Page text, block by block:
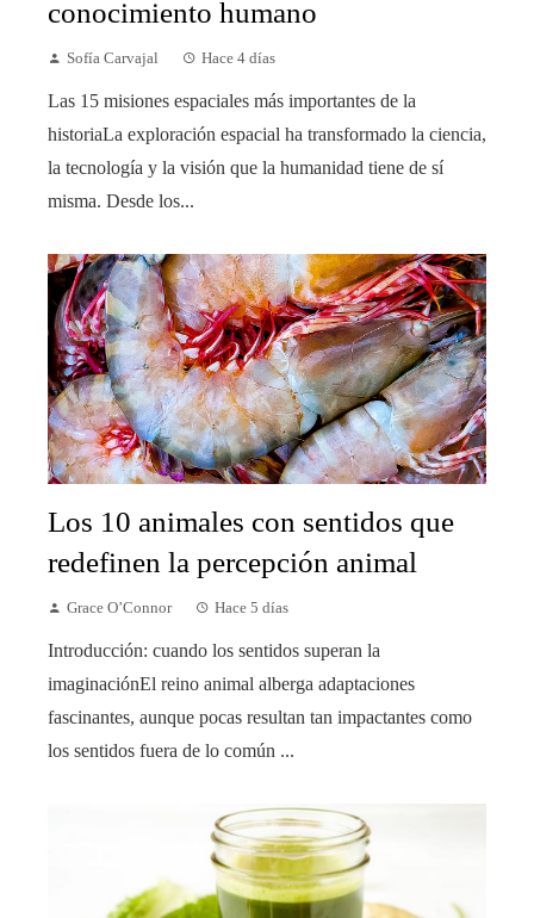
conocimiento humano
Sofía Carvajal Hace 4 días
Las 15 misiones espaciales más importantes de la
historiaLa exploración espacial ha transformado la ciencia,
la tecnología y la visión que la humanidad tiene de sí
misma. Desde los...
Los 10 animales con sentidos que
redefinen la percepción animal
Grace O’Connor Hace 5 días
Introducción: cuando los sentidos superan la
imaginaciónEl reino animal alberga adaptaciones
fascinantes, aunque pocas resultan tan impactantes como
los sentidos fuera de lo común ...